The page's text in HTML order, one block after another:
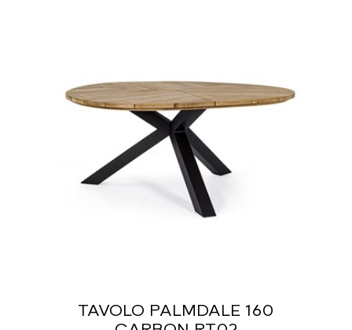
TAVOLO PALMDALE 160